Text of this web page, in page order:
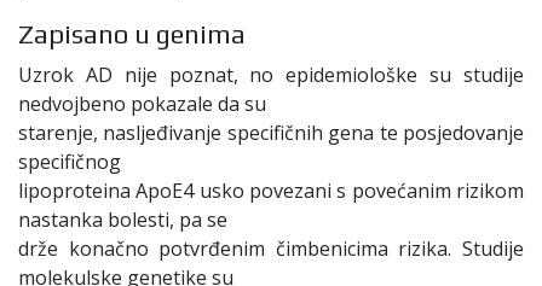
Zapisano u genima
Uzrok AD nije poznat, no epidemiološke su studije
nedvojbeno pokazale da su
starenje, nasljeđivanje specifičnih gena te posjedovanje
specifičnog
lipoproteina ApoE4 usko povezani s povećanim rizikom
nastanka bolesti, pa se
drže konačno potvrđenim čimbenicima rizika. Studije
molekulske genetike su